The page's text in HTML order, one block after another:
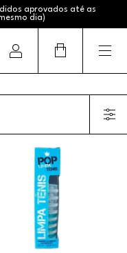
aprovados até as
dia)